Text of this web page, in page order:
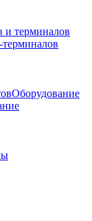
и терминалов
Оборудование